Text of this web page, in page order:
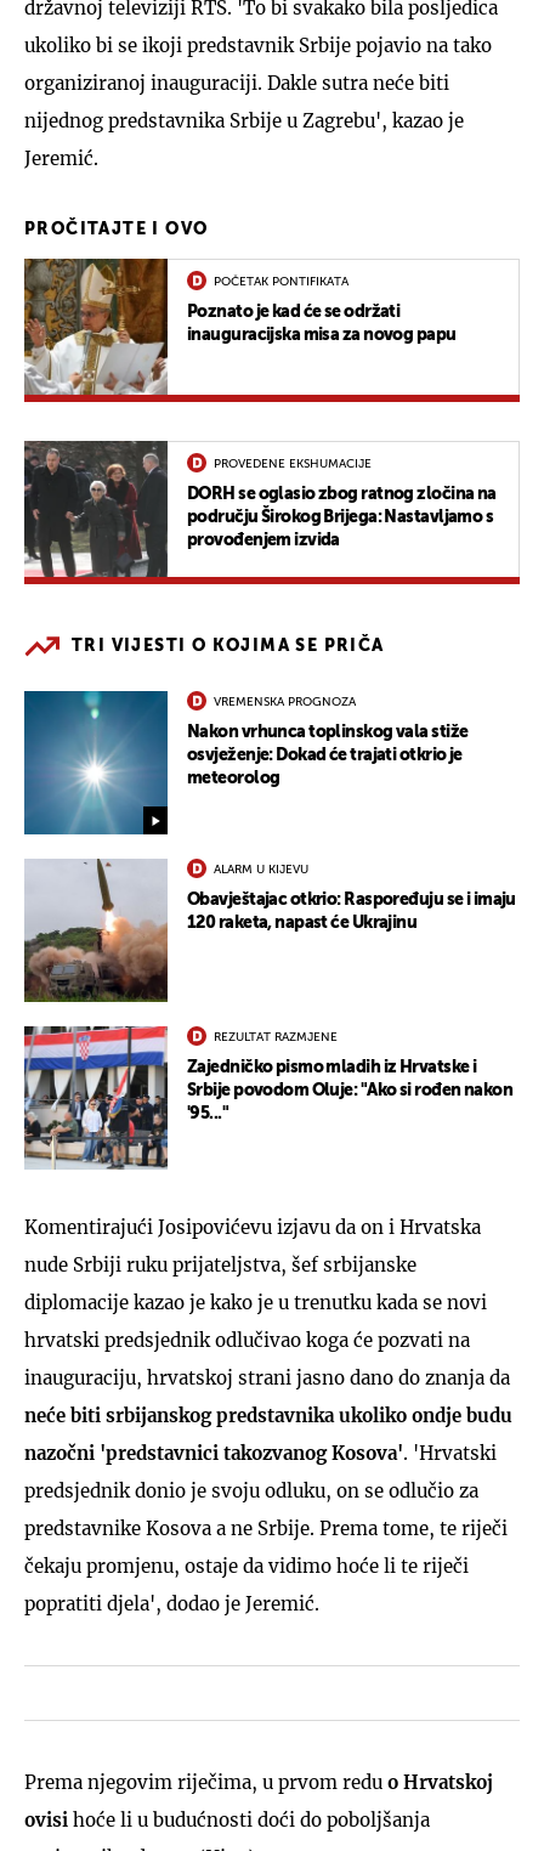
državnoj televiziji RTS. 'To bi svakako bila posljedica
ukoliko bi se ikoji predstavnik Srbije pojavio na tako
organiziranoj inauguraciji. Dakle sutra neće biti
nijednog predstavnika Srbije u Zagrebu', kazao je
Jeremić.
PROČITAJTE I OVO
POČETAK PONTIFIKATA
Poznato je kad će se održati
inauguracijska misa za novog papu
PROVEDENE EKSHUMACIJE
DORH se oglasio zbog ratnog zločina na
području Širokog Brijega: Nastavljamo s
provođenjem izvida
TRI VIJESTI O KOJIMA SE PRIČA
VREMENSKA PROGNOZA
Nakon vrhunca toplinskog vala stiže
osvježenje: Dokad će trajati otkrio je
meteorolog
ALARM U KIJEVU
Obavještajac otkrio: Raspoređuju se i imaju
120 raketa, napast će Ukrajinu
REZULTAT RAZMJENE
Zajedničko pismo mladih iz Hrvatske i
Srbije povodom Oluje: "Ako si rođen nakon
'95..."
Komentirajući Josipovićevu izjavu da on i Hrvatska
nude Srbiji ruku prijateljstva, šef srbijanske
diplomacije kazao je kako je u trenutku kada se novi
hrvatski predsjednik odlučivao koga će pozvati na
inauguraciju, hrvatskoj strani jasno dano do znanja da
neće biti srbijanskog predstavnika ukoliko ondje budu
nazočni 'predstavnici takozvanog Kosova'. 'Hrvatski
predsjednik donio je svoju odluku, on se odlučio za
predstavnike Kosova a ne Srbije. Prema tome, te riječi
čekaju promjenu, ostaje da vidimo hoće li te riječi
popratiti djela', dodao je Jeremić.
Prema njegovim riječima, u prvom redu o Hrvatskoj
ovisi hoće li u budućnosti doći do poboljšanja